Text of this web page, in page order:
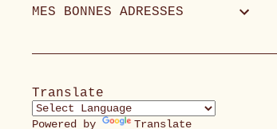
MES BONNES ADRESSES
Translate
Powered by Translate